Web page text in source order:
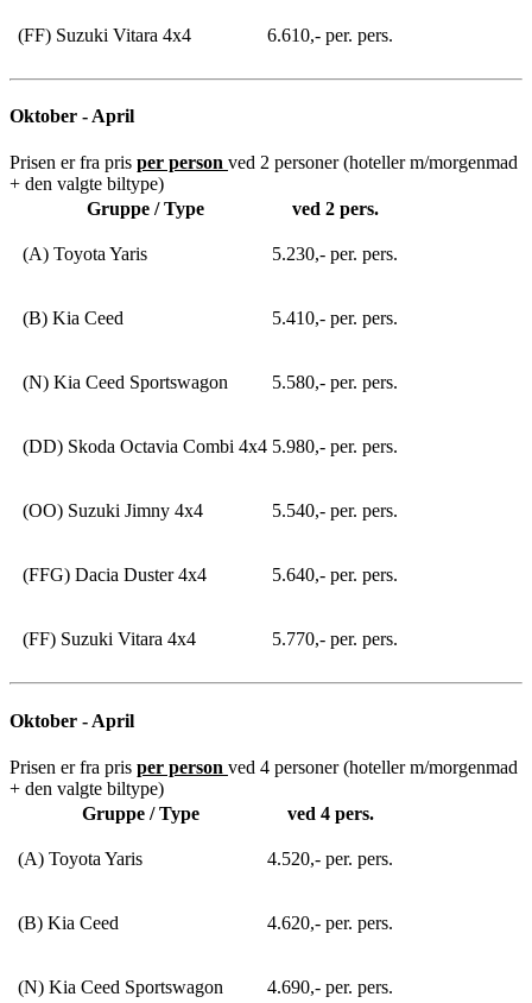
(FF) Suzuki Vitara 4x4 6.610,- per. pers.
Oktober - April
Prisen er fra pris per person ved 2 personer (hoteller m/morgenmad
+ den valgte biltype)
Gruppe / Type
ved 2 pers.
(A) Toyota Yaris 5.230,- per. pers.
(B) Kia Ceed 5.410,- per. pers.
(N) Kia Ceed Sportswagon 5.580,- per. pers.
(DD) Skoda Octavia Combi 4x4 5.980,- per. pers.
(OO) Suzuki Jimny 4x4 5.540,- per. pers.
(FFG) Dacia Duster 4x4 5.640,- per. pers.
(FF) Suzuki Vitara 4x4 5.770,- per. pers.
Oktober - April
Prisen er fra pris per person ved 4 personer (hoteller m/morgenmad
+ den valgte biltype)
Gruppe / Type
ved 4 pers.
(A) Toyota Yaris 4.520,- per. pers.
(B) Kia Ceed 4.620,- per. pers.
(N) Kia Ceed Sportswagon 4.690,- per. pers.